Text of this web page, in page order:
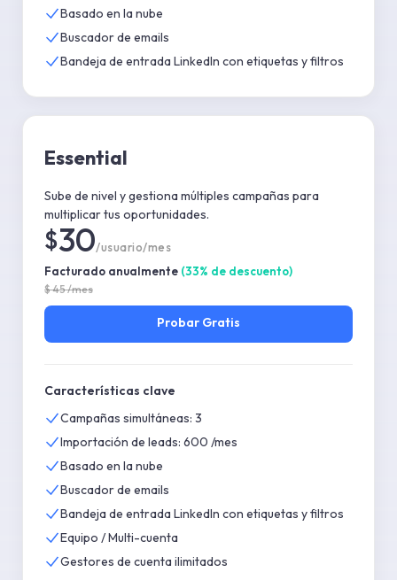
Basado en la nube
Buscador de emails
Bandeja de entrada LinkedIn con etiquetas y filtros
Essential
Sube de nivel y gestiona múltiples campañas para
multiplicar tus oportunidades.
$30/usuario/mes
Facturado anualmente (33% de descuento)
$45/mes
Probar Gratis
Características clave
Campañas simultáneas: 3
Importación de leads: 600 /mes
Basado en la nube
Buscador de emails
Bandeja de entrada LinkedIn con etiquetas y filtros
Equipo / Multi-cuenta
Gestores de cuenta ilimitados